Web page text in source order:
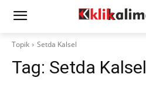
Topik Setda Kalsel
Tag: Setda Kalsel